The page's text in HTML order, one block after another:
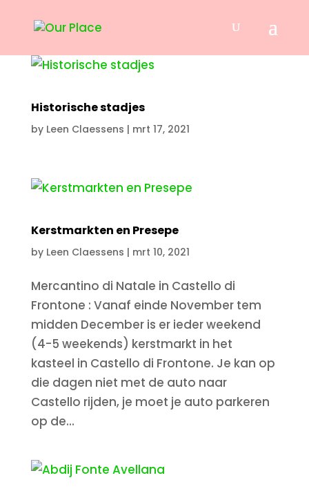
Historische stadjes
by Leen Claessens | mrt 17, 2021
Kerstmarkten en Presepe
by Leen Claessens | mrt 10, 2021
Mercantino di Natale in Castello di
Frontone : Vanaf einde November tem
midden December is er ieder weekend
(4-5 weekends) kerstmarkt in het
kasteel in Castello di Frontone. Je kan op
die dagen niet met de auto naar
Castello rijden, je moet je auto parkeren
op de...